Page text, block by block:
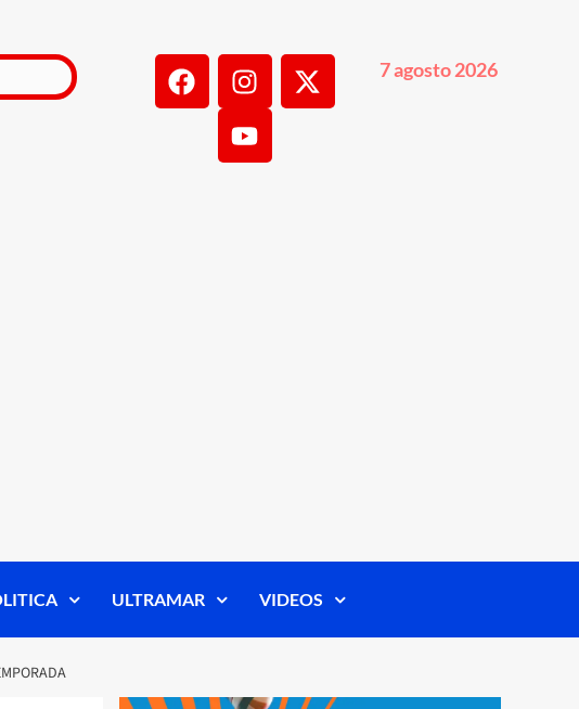
7 agosto 2026
ULTRAMAR VIDEOS